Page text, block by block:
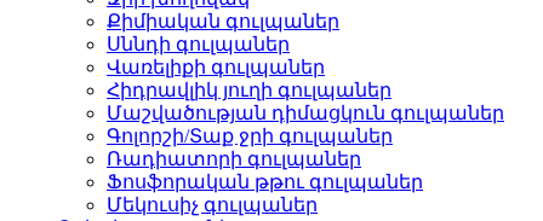
Քիմիական գուլպաներ
Սննդի գուլպաներ
Վառելիքի գուլպաներ
Հիդրավլիկ յուղի գուլպաներ
Մաշվածության դիմացկուն գուլպաներ
Գոլորշի/Տաք ջրի գուլպաներ
Ռադիատորի գուլպաներ
Ֆոսֆորական թթու գուլպաներ
Մեկուսիչ գուլպաներ